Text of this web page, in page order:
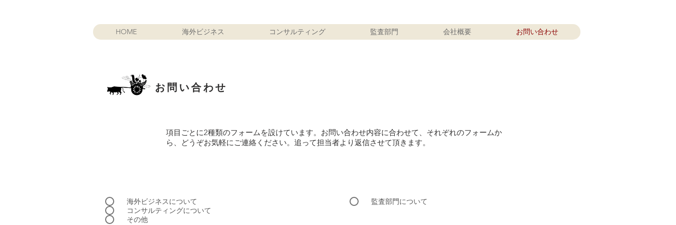
HOME 海外ビジネス コンサルティング 監査部門 会社概要 お問い合わせ
お問い合わせ
項目ごとに2種類のフォームを設けています。お問い合わせ内容に合わせて、それぞれのフォームか
ら、どうぞお気軽にご連絡ください。追って担当者より返信させて頂きます。
海外ビジネスについて
コンサルティングについて
その他
監査部門について